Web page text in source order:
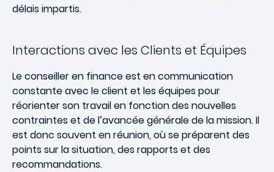
délais impartis.
Interactions avec les Clients et Équipes
Le conseiller en finance est en communication
constante avec le client et les équipes pour
réorienter son travail en fonction des nouvelles
contraintes et de l’avancée générale de la mission. Il
est donc souvent en réunion, où se préparent des
points sur la situation, des rapports et des
recommandations.